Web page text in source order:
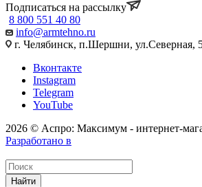
Подписаться на рассылку
8 800 551 40 80
info@armtehno.ru
г. Челябинск, п.Шершни, ул.Северная,
Вконтакте
Instagram
Telegram
YouTube
2026 © Аспро: Максимум - интернет-
Разработано в
Найти